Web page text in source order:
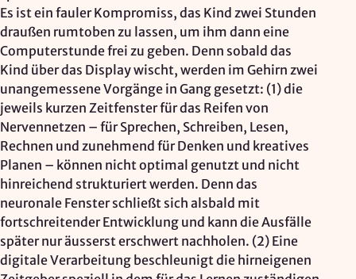
Es ist ein fauler Kompromiss, das Kind zwei Stunden
draußen rumtoben zu lassen, um ihm dann eine
Computerstunde frei zu geben. Denn sobald das
Kind über das Display wischt, werden im Gehirn zwei
unangemessene Vorgänge in Gang gesetzt: (1) die
jeweils kurzen Zeitfenster für das Reifen von
Nervennetzen – für Sprechen, Schreiben, Lesen,
Rechnen und zunehmend für Denken und kreatives
Planen – können nicht optimal genutzt und nicht
hinreichend strukturiert werden. Denn das
neuronale Fenster schließt sich alsbald mit
fortschreitender Entwicklung und kann die Ausfälle
später nur äusserst erschwert nachholen. (2) Eine
digitale Verarbeitung beschleunigt die hirneigenen